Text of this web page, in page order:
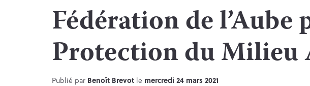
Fédération de l’Aube
Protection du Milieu
Publié par Benoît Brevot le mercredi 24 mars 2021